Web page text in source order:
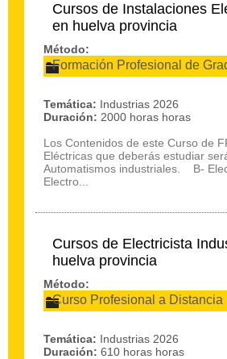
Cursos de Instalaciones
en huelva provincia
Método:
Formación Profesional de
Temática: Industrias 2026
Duración: 2000 horas horas
Los Contenidos de este Curso de
Eléctricas que deberás estudiar
Automatismos industriales. B-
Electro...
Cursos de Electricista
huelva provincia
Método:
Curso Profesional a Distancia
Temática: Industrias 2026
Duración: 610 horas horas